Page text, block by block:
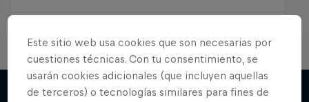
Return of the Lords
Break'n Reality
Este sitio web usa cookies que son necesarias por
cuestiones técnicas. Con tu consentimiento, se
usarán cookies adicionales (que incluyen aquellas
de terceros) o tecnologías similares para fines de